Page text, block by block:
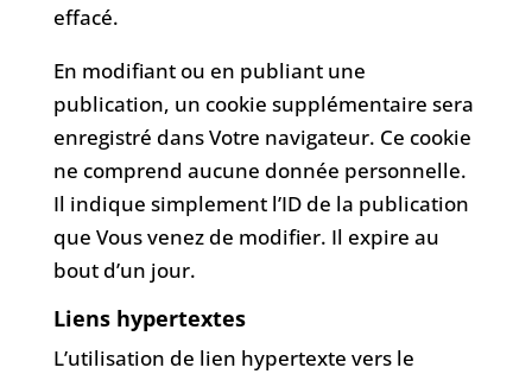
effacé.
En modifiant ou en publiant une
publication, un cookie supplémentaire sera
enregistré dans Votre navigateur. Ce cookie
ne comprend aucune donnée personnelle.
Il indique simplement l’ID de la publication
que Vous venez de modifier. Il expire au
bout d’un jour.
Liens hypertextes
L’utilisation de lien hypertexte vers le